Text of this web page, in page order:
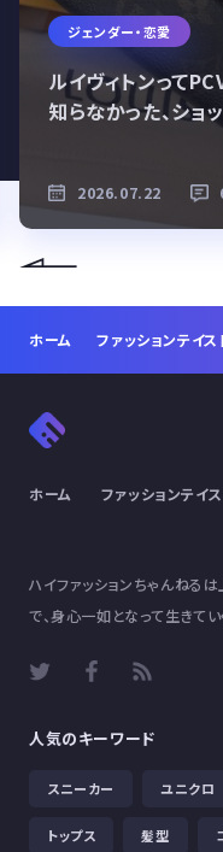
ジェンダー・恋愛
ルイヴィトンって
知らなかった、ショ
2026.07.22
ホーム ファッションテイス
ホーム ファッションテイ
ハイファッションちゃんねる
で、身心一如となって生きてい
人気のキーワード
スニーカー ユニクロ
トップス 髪型